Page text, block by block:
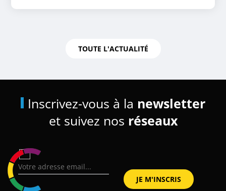
TOUTE L'ACTUALITÉ
Inscrivez-vous à la newsletter
et suivez nos réseaux